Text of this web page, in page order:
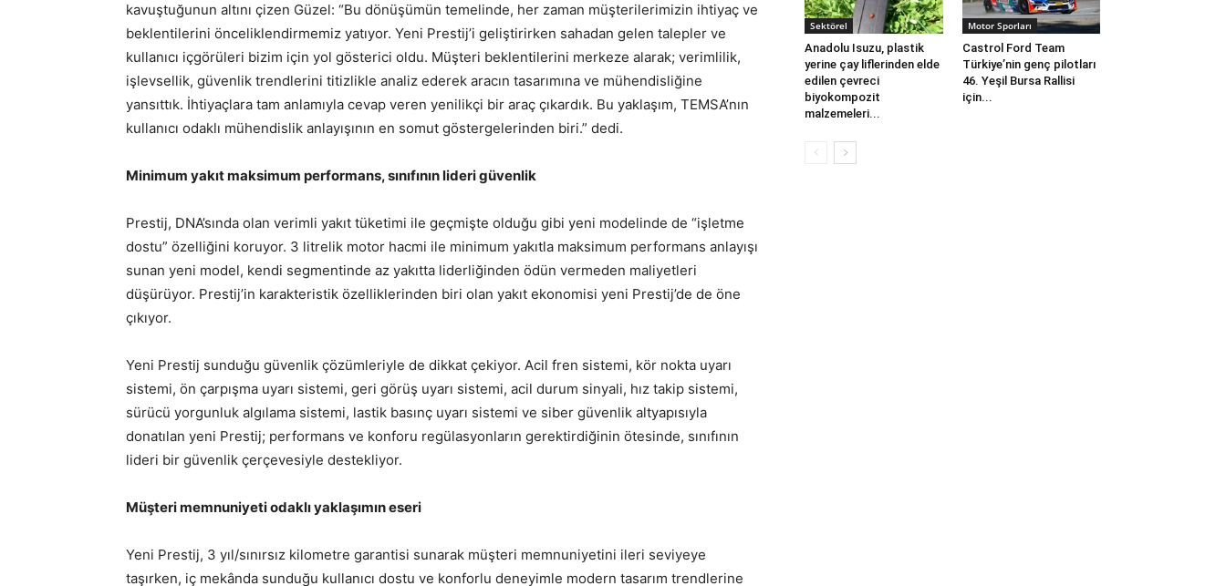
kavuştuğunun altını çizen Güzel: “Bu dönüşümün temelinde, her zaman müşterilerimizin ihtiyaç ve
beklentilerini önceliklendirmemiz yatıyor. Yeni Prestij’i geliştirirken sahadan gelen talepler ve
kullanıcı içgörüleri bizim için yol gösterici oldu. Müşteri beklentilerini merkeze alarak; verimlilik,
işlevsellik, güvenlik trendlerini titizlikle analiz ederek aracın tasarımına ve mühendisliğine
yansıttık. İhtiyaçlara tam anlamıyla cevap veren yenilikçi bir araç çıkardık. Bu yaklaşım, TEMSA’nın
kullanıcı odaklı mühendislik anlayışının en somut göstergelerinden biri.” dedi.
Minimum yakıt maksimum performans, sınıfının lideri güvenlik
Prestij, DNA’sında olan verimli yakıt tüketimi ile geçmişte olduğu gibi yeni modelinde de “işletme
dostu” özelliğini koruyor. 3 litrelik motor hacmi ile minimum yakıtla maksimum performans anlayışı
sunan yeni model, kendi segmentinde az yakıtta liderliğinden ödün vermeden maliyetleri
düşürüyor. Prestij’in karakteristik özelliklerinden biri olan yakıt ekonomisi yeni Prestij’de de öne
çıkıyor.
Yeni Prestij sunduğu güvenlik çözümleriyle de dikkat çekiyor. Acil fren sistemi, kör nokta uyarı
sistemi, ön çarpışma uyarı sistemi, geri görüş uyarı sistemi, acil durum sinyali, hız takip sistemi,
sürücü yorgunluk algılama sistemi, lastik basınç uyarı sistemi ve siber güvenlik altyapısıyla
donatılan yeni Prestij; performans ve konforu regülasyonların gerektirdiğinin ötesinde, sınıfının
lideri bir güvenlik çerçevesiyle destekliyor.
Müşteri memnuniyeti odaklı yaklaşımın eseri
Yeni Prestij, 3 yıl/sınırsız kilometre garantisi sunarak müşteri memnuniyetini ileri seviyeye
taşırken, iç mekânda sunduğu kullanıcı dostu ve konforlu deneyimle modern tasarım trendlerine
Sektörel
Anadolu Isuzu, plastik
yerine çay liflerinden elde
edilen çevreci
biyokompozit
malzemeleri...
Motor Sporları
Castrol Ford Team
Türkiye’nin genç pilotları
46. Yeşil Bursa Rallisi
için...